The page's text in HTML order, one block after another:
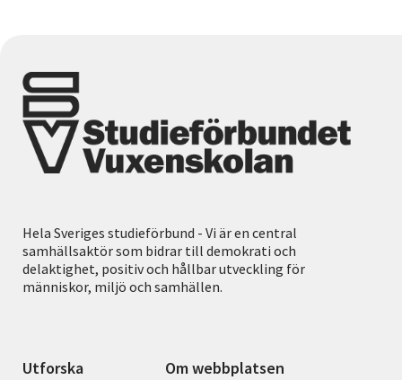
Hela Sveriges studieförbund - Vi är en central
samhällsaktör som bidrar till demokrati och
delaktighet, positiv och hållbar utveckling för
människor, miljö och samhällen.
Utforska Om webbplatsen